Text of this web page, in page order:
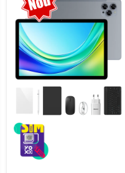
Telefoane mobile Ulefone
Telefoane mobile Unihertz
Telefoane mobile Cubot
Telefoane mobile Blackview
Telefoane mobile OSCAL
Telefoane mobile Fossibot
Telefoane mobile Lagenio
Telefoane mobile Samsung
Telefoane mobile iSEN